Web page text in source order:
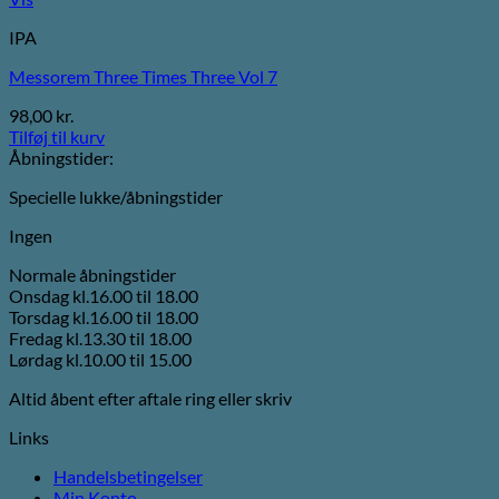
IPA
Messorem Three Times Three Vol 7
98,00 kr.
Tilføj til kurv
Åbningstider:
Specielle lukke/åbningstider
Ingen
Normale åbningstider
Onsdag kl.16.00 til 18.00
Torsdag kl.16.00 til 18.00
Fredag kl.13.30 til 18.00
Lørdag kl.10.00 til 15.00
Altid åbent efter aftale ring eller skriv
Links
Handelsbetingelser